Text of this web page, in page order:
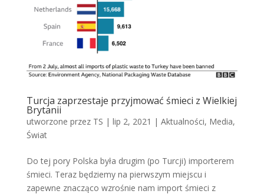
Turcja zaprzestaje przyjmować śmieci z Wielkiej
Brytanii
utworzone przez TS | lip 2, 2021 | Aktualności, Media,
Świat
Do tej pory Polska była drugim (po Turcji) importerem
śmieci. Teraz będziemy na pierwszym miejscu i
zapewne znacząco wzrośnie nam import śmieci z